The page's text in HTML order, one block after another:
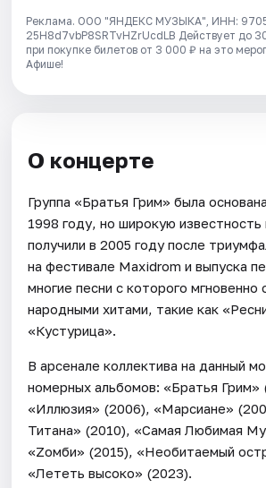
Реклама. ООО "ЯНДЕКС МУЗЫКА", ИНН:
25H8d7vbP8SRTvHZrUcdLB Действует до
при покупке билетов от 3 000 ₽ на это
Афише!
О концерте
Группа «Братья Грим» была
1998 году, но широкую
получили в 2005 году после
на фестивале Maxidrom и выпуска
многие песни с которого мгновенно
народными хитами, такие как
«Кустурица».
В арсенале коллектива на данный
номерных альбомов: «Братья Грим»
«Иллюзия» (2006), «Марсиане»
Титана» (2010), «Самая Любимая
«Zомби» (2015), «Необитаемый
«Лететь высоко» (2023).